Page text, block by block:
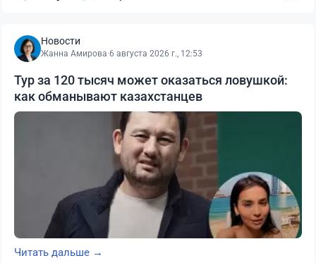
Новости
Жанна Амирова·6 августа 2026 г., 12:53
Тур за 120 тысяч может оказаться ловушкой:
как обманывают казахстанцев
Читать дальше →